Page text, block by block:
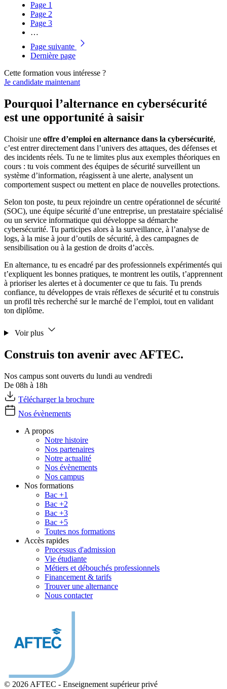
Page 1
Page 2
Page 3
…
Page suivante
Dernière page
Cette formation vous intéresse ?
Je candidate maintenant
Pourquoi l’alternance en cybersécurité
est une opportunité à saisir
Choisir une offre d’emploi en alternance dans la cybersécurité,
c’est entrer directement dans l’univers des attaques, des défenses et
des incidents réels. Tu ne te limites plus aux exemples théoriques en
cours : tu vois comment des équipes de sécurité surveillent un
système d’information, réagissent à une alerte, analysent un
comportement suspect ou mettent en place de nouvelles protections.
Selon ton poste, tu peux rejoindre un centre opérationnel de sécurité
(SOC), une équipe sécurité d’une entreprise, un prestataire spécialisé
ou un service informatique qui développe sa démarche
cybersécurité. Tu participes alors à la surveillance, à l’analyse de
logs, à la mise à jour d’outils de sécurité, à des campagnes de
sensibilisation ou à la gestion de droits d’accès.
En alternance, tu es encadré par des professionnels expérimentés qui
t’expliquent les bonnes pratiques, te montrent les outils, t’apprennent
à prioriser les alertes et à documenter ce que tu fais. Tu prends
confiance, tu développes de vrais réflexes de sécurité et tu construis
un profil très recherché sur le marché de l’emploi, tout en validant
ton diplôme.
Voir plus
Construis ton avenir avec AFTEC.
Nos campus sont ouverts du lundi au vendredi
De 08h à 18h
Télécharger la brochure
Nos évènements
A propos
Notre histoire
Nos partenaires
Notre actualité
Nos évènements
Nos campus
Nos formations
Bac +1
Bac +2
Bac +3
Bac +5
Toutes nos formations
Accès rapides
Processus d'admission
Vie étudiante
Métiers et débouchés professionnels
Financement & tarifs
Trouver une alternance
Nous contacter
© 2026 AFTEC - Enseignement supérieur privé